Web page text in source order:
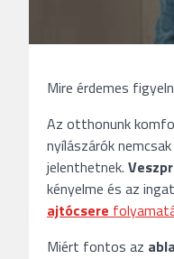
Mire érdemes
Az otthonunk
nyílászárók
jelenthetnek.
kényelme és az
ajtócsere
Miért fontos az